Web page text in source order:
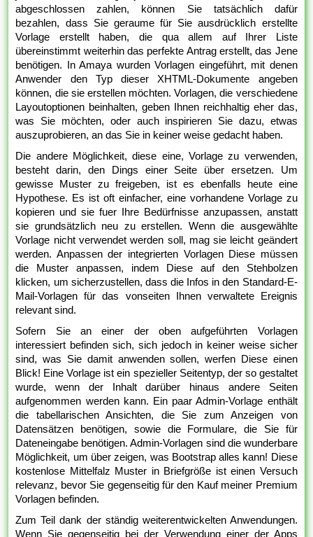
abgeschlossen zahlen, können Sie tatsächlich dafür
bezahlen, dass Sie geraume für Sie ausdrücklich erstellte
Vorlage erstellt haben, die qua allem auf Ihrer Liste
übereinstimmt weiterhin das perfekte Antrag erstellt, das Jene
benötigen. In Amaya wurden Vorlagen eingeführt, mit denen
Anwender den Typ dieser XHTML-Dokumente angeben
können, die sie erstellen möchten. Vorlagen, die verschiedene
Layoutoptionen beinhalten, geben Ihnen reichhaltig eher das,
was Sie möchten, oder auch inspirieren Sie dazu, etwas
auszuprobieren, an das Sie in keiner weise gedacht haben.
Die andere Möglichkeit, diese eine, Vorlage zu verwenden,
besteht darin, den Dings einer Seite über ersetzen. Um
gewisse Muster zu freigeben, ist es ebenfalls heute eine
Hypothese. Es ist oft einfacher, eine vorhandene Vorlage zu
kopieren und sie fuer Ihre Bedürfnisse anzupassen, anstatt
sie grundsätzlich neu zu erstellen. Wenn die ausgewählte
Vorlage nicht verwendet werden soll, mag sie leicht geändert
werden. Anpassen der integrierten Vorlagen Diese müssen
die Muster anpassen, indem Diese auf den Stehbolzen
klicken, um sicherzustellen, dass die Infos in den Standard-E-
Mail-Vorlagen für das vonseiten Ihnen verwaltete Ereignis
relevant sind.
Sofern Sie an einer der oben aufgeführten Vorlagen
interessiert befinden sich, sich jedoch in keiner weise sicher
sind, was Sie damit anwenden sollen, werfen Diese einen
Blick! Eine Vorlage ist ein spezieller Seitentyp, der so gestaltet
wurde, wenn der Inhalt darüber hinaus andere Seiten
aufgenommen werden kann. Ein paar Admin-Vorlage enthält
die tabellarischen Ansichten, die Sie zum Anzeigen von
Datensätzen benötigen, sowie die Formulare, die Sie für
Dateneingabe benötigen. Admin-Vorlagen sind die wunderbare
Möglichkeit, um über zeigen, was Bootstrap alles kann! Diese
kostenlose Mittelfalz Muster in Briefgröße ist einen Versuch
relevanz, bevor Sie gegenseitig für den Kauf meiner Premium
Vorlagen befinden.
Zum Teil dank der ständig weiterentwickelten Anwendungen.
Wenn Sie gegenseitig bei der Verwendung einer der Apps